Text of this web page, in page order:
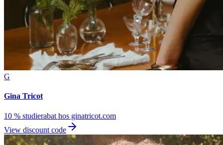
G
Gina Tricot
10 % studierabat hos ginatricot.com
View discount code